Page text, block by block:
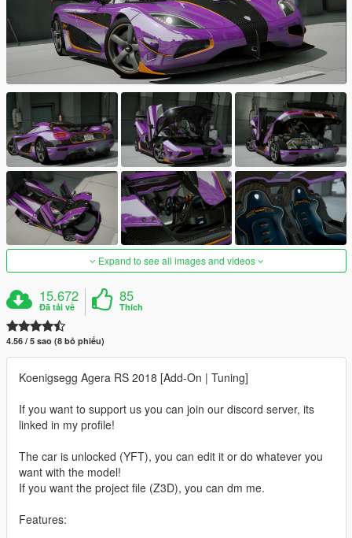
Expand to see all images and videos
15.672
Đã tải về
85
Thích
4.56 / 5 sao (8 bỏ phiếu)
Koenigsegg Agera RS 2018 [Add-On | Tuning]
If you want to support us you can join our discord server, its
linked in my profile!
The car is unlocked (YFT), you can edit it or do whatever you
want with the model!
If you want the project file (Z3D), you can dm me.
Features: